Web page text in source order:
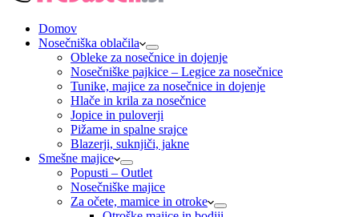
Domov
Nosečniška oblačila
Obleke za nosečnice in dojenje
Nosečniške pajkice – Legice za nosečnice
Tunike, majice za nosečnice in dojenje
Hlače in krila za nosečnice
Jopice in puloverji
Pižame in spalne srajce
Blazerji, suknjiči, jakne
Smešne majice
Popusti – Outlet
Nosečniške majice
Za očete, mamice in otroke